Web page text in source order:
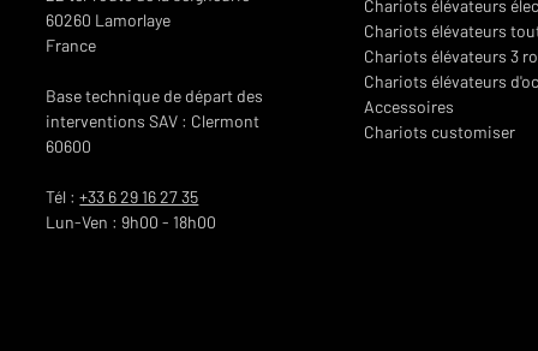
Poids propre
60260 Lamorlaye
France
Base technique de départ des
interventions SAV : Clermont
60600
Tél :+33 6 29 16 27 35
Lun-Ven : 9h00 - 18h00
Chariots élévateurs
Chariots élévateurs
Chariots élévateurs 3
Chariots élévateurs
Accessoires
Chariots customiser